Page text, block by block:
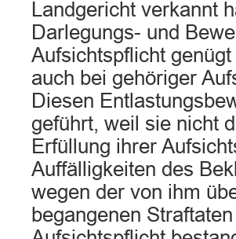
Landgericht verkannt
Darlegungs- und
Aufsichtspflicht
auch bei gehöriger
Diesen
geführt, weil sie nicht
Erfüllung ihrer
Auffälligkeiten des
wegen der von ihm
begangenen